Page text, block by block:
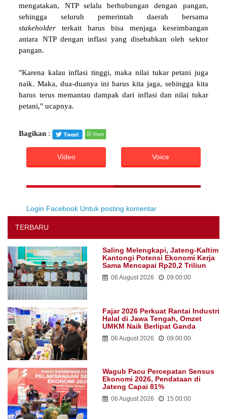
mengatakan, NTP selalu berhubungan dengan pangan,
sehingga seluruh pemerintah daerah bersama
stakeholder terkait harus bisa menjaga keseimbangan
antara NTP dengan inflasi yang disebabkan oleh sektor
pangan.
"Karena kalau inflasi tinggi, maka nilai tukar petani juga
naik. Maka, dua-duanya ini harus kita jaga, sehingga kita
harus terus memantau dampak dari inflasi dan nilai tukar
petani," ucapnya.
Bagikan :
Video Voice
Login Facebook Untuk posting komentar
TERBARU
Saling Melengkapi, Jateng-Kaltim
Kantongi Potensi Ekonomi Kerja
Sama Mencapai Rp20,2 Triliun
06 August 2026 09:00:00
Fajar 2026 Perkuat Rantai Industri
Halal di Jawa Tengah, Omzet
UMKM Naik Berlipat Ganda
06 August 2026 09:00:00
Wagub Pacu Percepatan Sensus
Ekonomi 2026, Pendataan di
Jateng Capai 81%
06 August 2026 15:00:00